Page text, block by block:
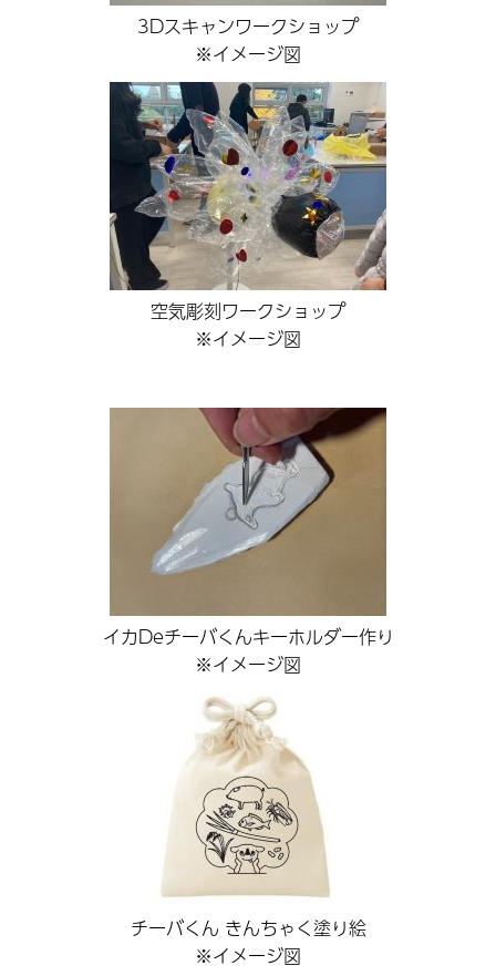
3Dスキャンワークショップ
※イメージ図
空気彫刻ワークショップ
※イメージ図
イカDeチーバくんキーホルダー作り
※イメージ図
チーバくん きんちゃく塗り絵
※イメージ図